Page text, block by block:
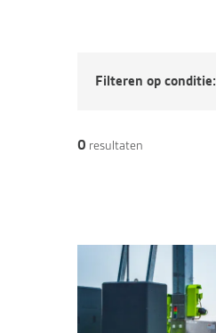
Filteren op conditie:
0 resultaten